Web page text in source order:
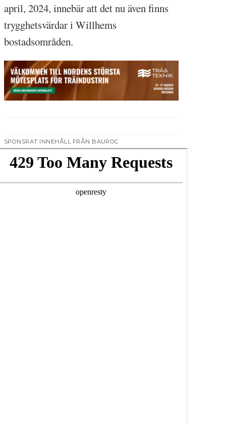
april, 2024, innebär att det nu även finns
trygghetsvärdar i Willhems
bostadsområden.
SPONSRAT INNEHÅLL FRÅN BAUROC